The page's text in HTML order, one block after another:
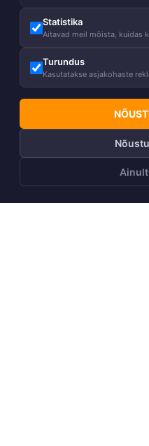
Statistika
Aitavad meil mõista, kuidas
Turundus
Kasutatakse asjakohaste